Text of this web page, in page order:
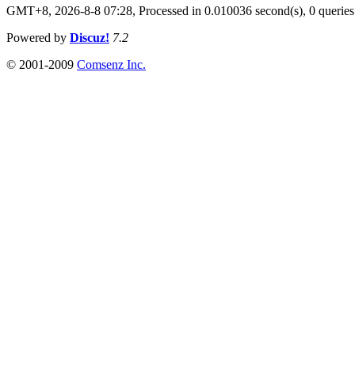
GMT+8, 2026-8-8 07:28, Processed in 0.010036 second(s), 0 queries
Powered by Discuz! 7.2
© 2001-2009 Comsenz Inc.